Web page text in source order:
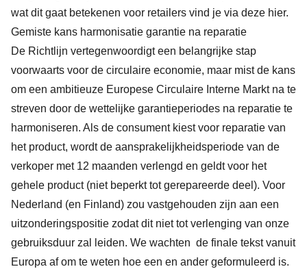
wat dit gaat betekenen voor retailers vind je via deze hier.
Gemiste kans harmonisatie garantie na reparatie
De Richtlijn vertegenwoordigt een belangrijke stap
voorwaarts voor de circulaire economie, maar mist de kans
om een ambitieuze Europese Circulaire Interne Markt na te
streven door de wettelijke garantieperiodes na reparatie te
harmoniseren. Als de consument kiest voor reparatie van
het product, wordt de aansprakelijkheidsperiode van de
verkoper met 12 maanden verlengd en geldt voor het
gehele product (niet beperkt tot gerepareerde deel). Voor
Nederland (en Finland) zou vastgehouden zijn aan een
uitzonderingspositie zodat dit niet tot verlenging van onze
gebruiksduur zal leiden. We wachten de finale tekst vanuit
Europa af om te weten hoe een en ander geformuleerd is.